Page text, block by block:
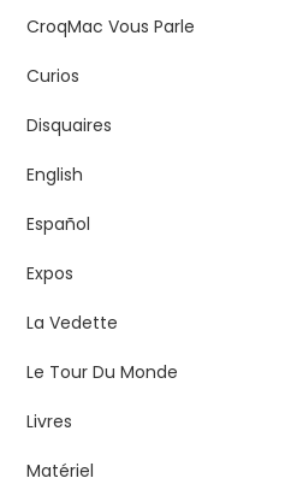
CroqMac Vous Parle
Curios
Disquaires
English
Español
Expos
La Vedette
Le Tour Du Monde
Livres
Matériel